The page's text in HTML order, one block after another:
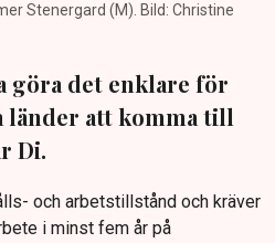
Stenergard (M). Bild: Christine
göra det enklare för
att komma till
Di.
och arbetstillstånd och kräver
i minst fem år på